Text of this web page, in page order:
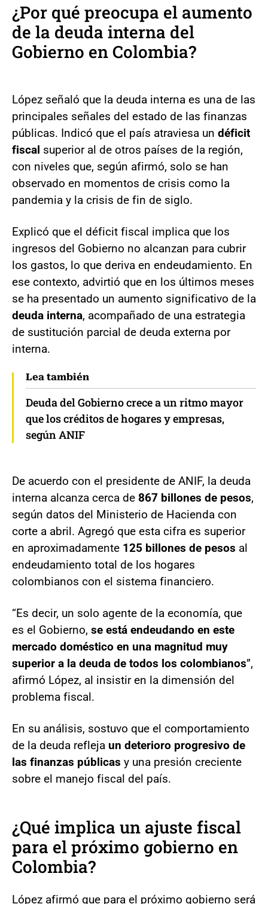
¿Por qué preocupa el aumento
de la deuda interna del
Gobierno en Colombia?
López señaló que la deuda interna es una de las
principales señales del estado de las finanzas
públicas. Indicó que el país atraviesa un déficit
fiscal superior al de otros países de la región,
con niveles que, según afirmó, solo se han
observado en momentos de crisis como la
pandemia y la crisis de fin de siglo.
Explicó que el déficit fiscal implica que los
ingresos del Gobierno no alcanzan para cubrir
los gastos, lo que deriva en endeudamiento. En
ese contexto, advirtió que en los últimos meses
se ha presentado un aumento significativo de la
deuda interna, acompañado de una estrategia
de sustitución parcial de deuda externa por
interna.
Lea también
Deuda del Gobierno crece a un ritmo mayor
que los créditos de hogares y empresas,
según ANIF
De acuerdo con el presidente de ANIF, la deuda
interna alcanza cerca de 867 billones de pesos,
según datos del Ministerio de Hacienda con
corte a abril. Agregó que esta cifra es superior
en aproximadamente 125 billones de pesos al
endeudamiento total de los hogares
colombianos con el sistema financiero.
“Es decir, un solo agente de la economía, que
es el Gobierno, se está endeudando en este
mercado doméstico en una magnitud muy
superior a la deuda de todos los colombianos”,
afirmó López, al insistir en la dimensión del
problema fiscal.
En su análisis, sostuvo que el comportamiento
de la deuda refleja un deterioro progresivo de
las finanzas públicas y una presión creciente
sobre el manejo fiscal del país.
¿Qué implica un ajuste fiscal
para el próximo gobierno en
Colombia?
López afirmó que para el próximo gobierno será